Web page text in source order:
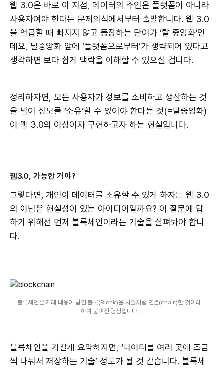
웹 3.0은 바로 이 지점, 데이터의 주인은 플랫폼이 아니라
사용자여야 한다는 문제의식에서부터 출발합니다. 웹 3.0
을 언급할 때 빠지지 않고 등장하는 단어가 ‘탈 중앙화’인
데요, 탈중앙화 앞에 ‘플랫폼으로부터’가 생략되어 있다고
생각하면 보다 쉽게 맥락을 이해할 수 있으실 겁니다.
정리하자면, 모든 사용자가 정보를 소비하고 생산하는 것
을 넘어 정보를 ‘소유’할 수 있어야 한다는 것(=탈중앙화)
이 웹 3.0의 이상이자 구현하고자 하는 현실입니다.
웹3.0, 가능한 거야?
그렇다면, 개인이 데이터를 소유할 수 있게 하자는 웹 3.0
의 이념은 현실성이 있는 아이디어일까요? 이 질문에 답
하기 위해선 먼저 블록체인이라는 기술을 살펴봐야 합니
다.
블록체인은 거래 내용이 담긴 블록(Block)을 사슬처럼 연결(chain)한 것이라
하여 붙여진 명칭입니다.
블록체인을 거칠게 요약하자면, ‘데이터를 여러 곳에 조금
씩 나눠서 저장하는 기술’ 정도가 될 것 같습니다. 블록체